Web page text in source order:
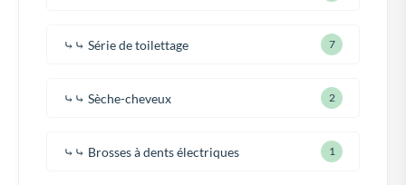
⤷⤷ Série de toilettage 7
⤷⤷ Sèche-cheveux 2
⤷⤷ Brosses à dents électriques 1